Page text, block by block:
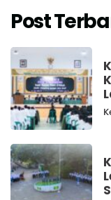
Post